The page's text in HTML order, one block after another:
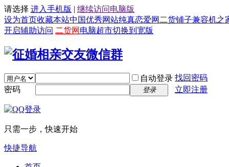
请选择 进入手机版 | 继续访问电脑版
设为首页收藏本站中国优秀网站纯真恋爱网 二货铺子兼容机之
开启辅助访问 二货网 电脑超市切换到宽版
自动登录 找回密码
密码
登录 立即注册
只需一步，快速开始
快捷导航